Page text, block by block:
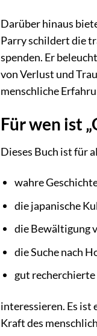
Darüber hinaus
Parry schildert die
spenden. Er
von Verlust und
menschliche
Für wen ist
Dieses Buch ist für
wahre
die japanische
die Bewältigung
die Suche nach
gut
interessieren. Es ist
Kraft des